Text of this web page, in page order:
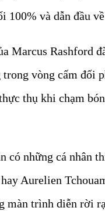
100% và dẫn đầu
Marcus Rashford
vòng cấm đối
thụ khi chạm
có những cá nhân
Aurelien
màn trình diễn rời